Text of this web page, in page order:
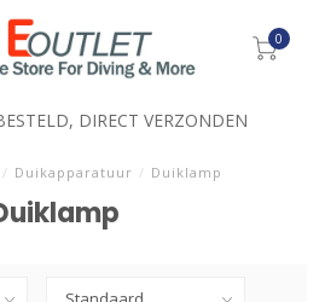
0
BEOORDELING 9.5
/ Duikapparatuur / Duiklamp